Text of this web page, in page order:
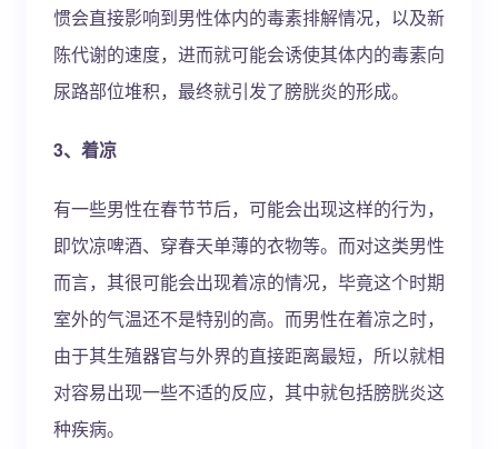
惯会直接影响到男性体内的毒素排解情况，以及新
陈代谢的速度，进而就可能会诱使其体内的毒素向
尿路部位堆积，最终就引发了膀胱炎的形成。
3、着凉
有一些男性在春节节后，可能会出现这样的行为，
即饮凉啤酒、穿春天单薄的衣物等。而对这类男性
而言，其很可能会出现着凉的情况，毕竟这个时期
室外的气温还不是特别的高。而男性在着凉之时，
由于其生殖器官与外界的直接距离最短，所以就相
对容易出现一些不适的反应，其中就包括膀胱炎这
种疾病。